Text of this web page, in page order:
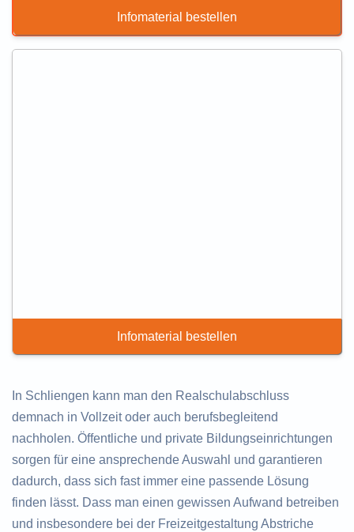
Infomaterial bestellen
Infomaterial bestellen
In Schliengen kann man den Realschulabschluss
demnach in Vollzeit oder auch berufsbegleitend
nachholen. Öffentliche und private Bildungseinrichtungen
sorgen für eine ansprechende Auswahl und garantieren
dadurch, dass sich fast immer eine passende Lösung
finden lässt. Dass man einen gewissen Aufwand betreiben
und insbesondere bei der Freizeitgestaltung Abstriche